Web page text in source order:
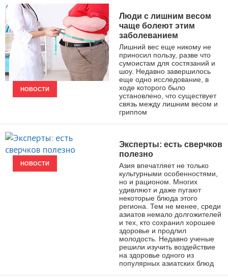
НОВОСТИ
Люди с лишним весом
чаще болеют этим
заболеванием
Лишний вес еще никому не
приносил пользу, разве что
сумоистам для состязаний и
шоу. Недавно завершилось
еще одно исследование, в
ходе которого было
установлено, что существует
связь между лишним весом и
гриппом
НОВОСТИ
Эксперты: есть сверчков
полезно
Азия впечатляет не только
культурными особенностями,
но и рационом. Многих
удивляют и даже пугают
некоторые блюда этого
региона. Тем не менее, среди
азиатов немало долгожителей
и тех, кто сохранил хорошее
здоровье и продлил
молодость. Недавно ученые
решили изучить воздействие
на здоровье одного из
популярных азиатских блюд